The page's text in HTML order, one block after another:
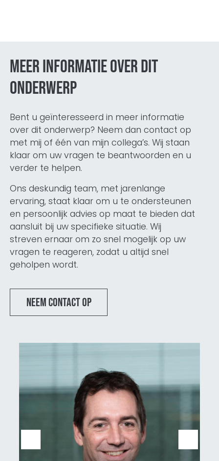
Meer informatie over dit
onderwerp
Bent u geïnteresseerd in meer informatie
over dit onderwerp? Neem dan contact op
met mij of één van mijn collega’s. Wij staan
klaar om uw vragen te beantwoorden en u
verder te helpen.
Ons deskundig team, met jarenlange
ervaring, staat klaar om u te ondersteunen
en persoonlijk advies op maat te bieden dat
aansluit bij uw specifieke situatie. Wij
streven ernaar om zo snel mogelijk op uw
vragen te reageren, zodat u altijd snel
geholpen wordt.
Neem contact op